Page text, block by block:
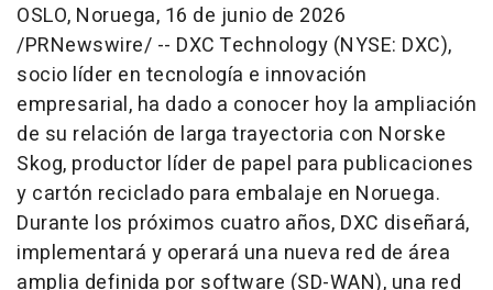
OSLO, Noruega, 16 de junio de 2026
/PRNewswire/ -- DXC Technology (NYSE: DXC),
socio líder en tecnología e innovación
empresarial, ha dado a conocer hoy la ampliación
de su relación de larga trayectoria con Norske
Skog, productor líder de papel para publicaciones
y cartón reciclado para embalaje en Noruega.
Durante los próximos cuatro años, DXC diseñará,
implementará y operará una nueva red de área
amplia definida por software (SD-WAN), una red